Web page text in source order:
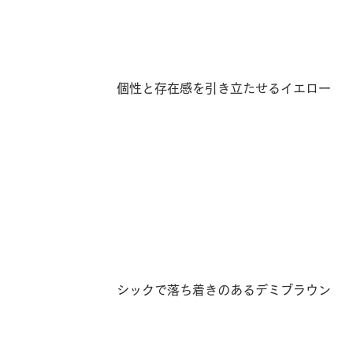
個性と存在感を引き立たせるイエロー
シックで落ち着きのあるデミブラウン